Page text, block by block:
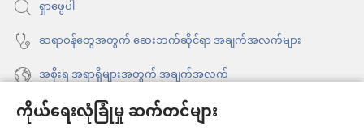
ကိုယ်ရေးလုံခြုံမှု ဆက်တင်များ
တယ်)ရှာဖွေပါ
ဆရာဝန်တွေအတွက် ဆေးဘက်ဆိုင်ရာ အချက်အလက်များ
အစိုးရ အရာရှိများအတွက် အချက်အလက်
အကူအညီ